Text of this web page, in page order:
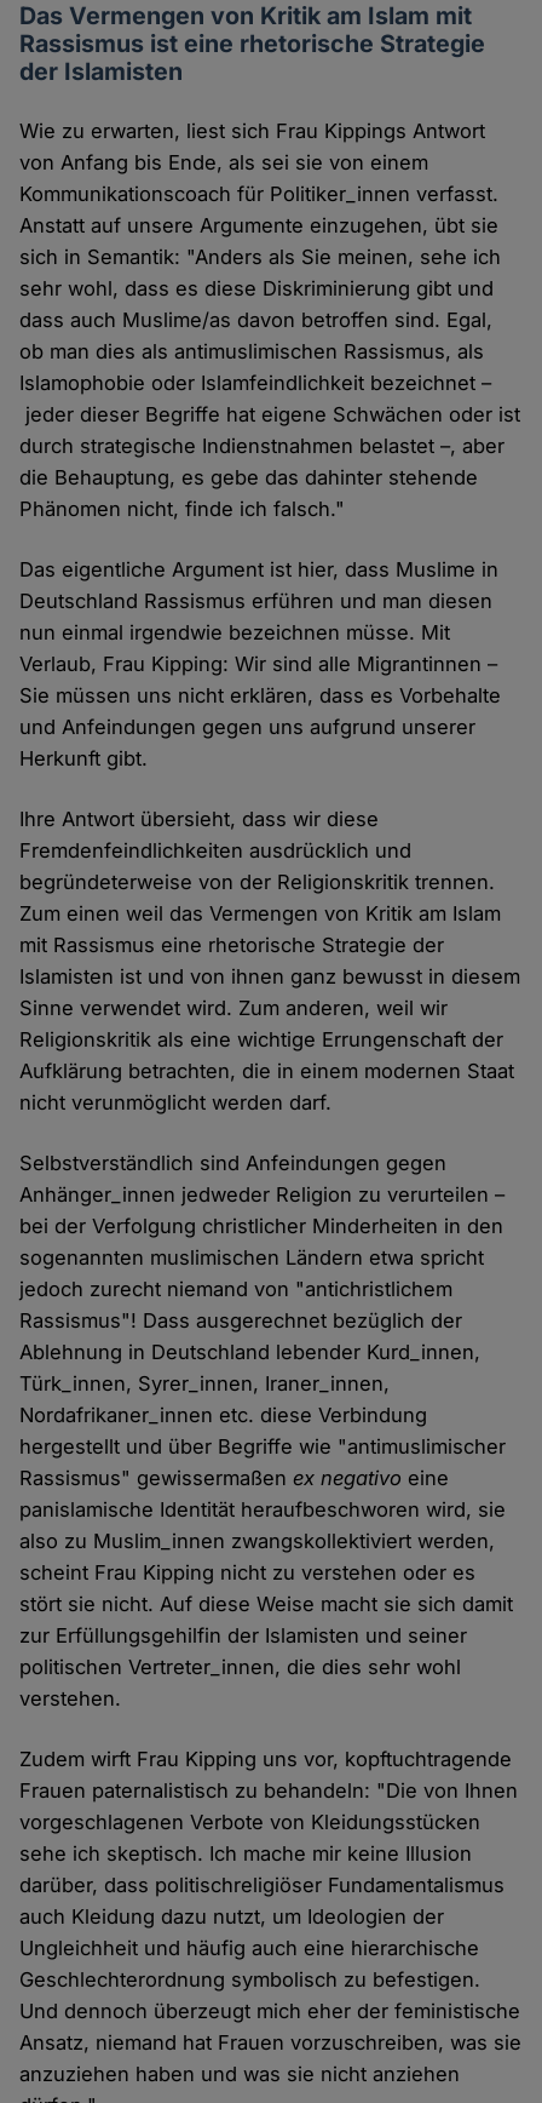
Das Vermengen von Kritik am Islam mit
Rassismus ist eine rhetorische Strategie
der Islamisten
Wie zu erwarten, liest sich Frau Kippings Antwort
von Anfang bis Ende, als sei sie von einem
Kommunikationscoach für Politiker_innen verfasst.
Anstatt auf unsere Argumente einzugehen, übt sie
sich in Semantik: "Anders als Sie meinen, sehe ich
sehr wohl, dass es diese Diskriminierung gibt und
dass auch Muslime/as davon betroffen sind. Egal,
ob man dies als antimuslimischen Rassismus, als
Islamophobie oder Islamfeindlichkeit bezeichnet –
jeder dieser Begriffe hat eigene Schwächen oder ist
durch strategische Indienstnahmen belastet –, aber
die Behauptung, es gebe das dahinter stehende
Phänomen nicht, finde ich falsch."
Das eigentliche Argument ist hier, dass Muslime in
Deutschland Rassismus erführen und man diesen
nun einmal irgendwie bezeichnen müsse. Mit
Verlaub, Frau Kipping: Wir sind alle Migrantinnen –
Sie müssen uns nicht erklären, dass es Vorbehalte
und Anfeindungen gegen uns aufgrund unserer
Herkunft gibt.
Ihre Antwort übersieht, dass wir diese
Fremdenfeindlichkeiten ausdrücklich und
begründeterweise von der Religionskritik trennen.
Zum einen weil das Vermengen von Kritik am Islam
mit Rassismus eine rhetorische Strategie der
Islamisten ist und von ihnen ganz bewusst in diesem
Sinne verwendet wird. Zum anderen, weil wir
Religionskritik als eine wichtige Errungenschaft der
Aufklärung betrachten, die in einem modernen Staat
nicht verunmöglicht werden darf.
Selbstverständlich sind Anfeindungen gegen
Anhänger_innen jedweder Religion zu verurteilen –
bei der Verfolgung christlicher Minderheiten in den
sogenannten muslimischen Ländern etwa spricht
jedoch zurecht niemand von "antichristlichem
Rassismus"! Dass ausgerechnet bezüglich der
Ablehnung in Deutschland lebender Kurd_innen,
Türk_innen, Syrer_innen, Iraner_innen,
Nordafrikaner_innen etc. diese Verbindung
hergestellt und über Begriffe wie "antimuslimischer
Rassismus" gewissermaßenex negativo eine
panislamische Identität heraufbeschworen wird, sie
also zu Muslim_innen zwangskollektiviert werden,
scheint Frau Kipping nicht zu verstehen oder es
stört sie nicht. Auf diese Weise macht sie sich damit
zur Erfüllungsgehilfin der Islamisten und seiner
politischen Vertreter_innen, die dies sehr wohl
verstehen.
Zudem wirft Frau Kipping uns vor, kopftuchtragende
Frauen paternalistisch zu behandeln: "Die von Ihnen
vorgeschlagenen Verbote von Kleidungsstücken
sehe ich skeptisch. Ich mache mir keine Illusion
darüber, dass politischreligiöser Fundamentalismus
auch Kleidung dazu nutzt, um Ideologien der
Ungleichheit und häufig auch eine hierarchische
Geschlechterordnung symbolisch zu befestigen.
Und dennoch überzeugt mich eher der feministische
Ansatz, niemand hat Frauen vorzuschreiben, was sie
anzuziehen haben und was sie nicht anziehen